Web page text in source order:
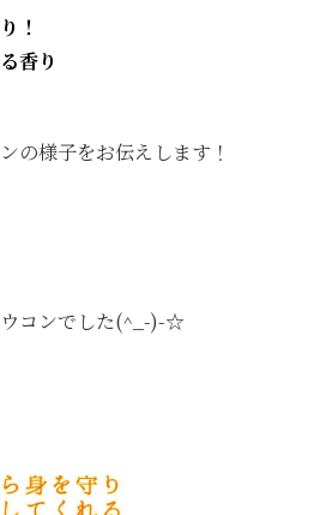
！
香り
の様子をお伝えします！
コンでした(^_-)-☆